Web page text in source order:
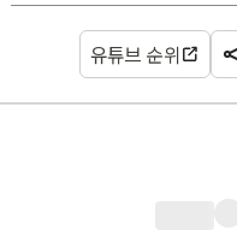
유튜브 순위